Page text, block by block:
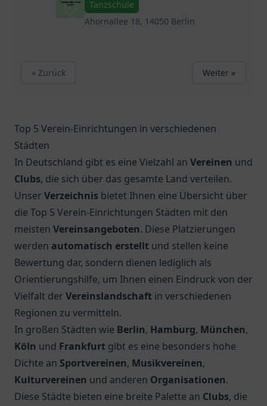
Tanzschule
Ahornallee 18, 14050 Berlin
« Zurück Weiter »
Top 5 Verein-Einrichtungen in verschiedenen
Städten
In Deutschland gibt es eine Vielzahl an Vereinen und
Clubs, die sich über das gesamte Land verteilen.
Unser Verzeichnis bietet Ihnen eine Übersicht über
die Top 5 Verein-Einrichtungen Städten mit den
meisten Vereinsangeboten. Diese Platzierungen
werden automatisch erstellt und stellen keine
Bewertung dar, sondern dienen lediglich als
Orientierungshilfe, um Ihnen einen Eindruck von der
Vielfalt der Vereinslandschaft in verschiedenen
Regionen zu vermitteln.
In großen Städten wie Berlin, Hamburg, München,
Köln und Frankfurt gibt es eine besonders hohe
Dichte an Sportvereinen, Musikvereinen,
Kulturvereinen und anderen Organisationen.
Diese Städte bieten eine breite Palette an Clubs, die